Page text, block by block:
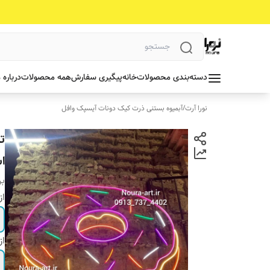
دسته‌بندی محصولاتخانهپیگیری سفارشهمه محصولات
نورا آرت/آبمیوه بستنی ذرت کیک دونات آیسپک وافل